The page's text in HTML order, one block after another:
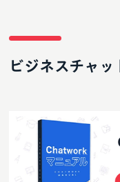
ビジネスチャ